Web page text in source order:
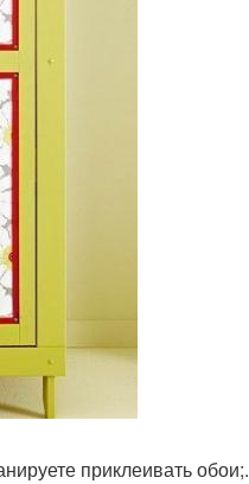
приклеивать обои;.